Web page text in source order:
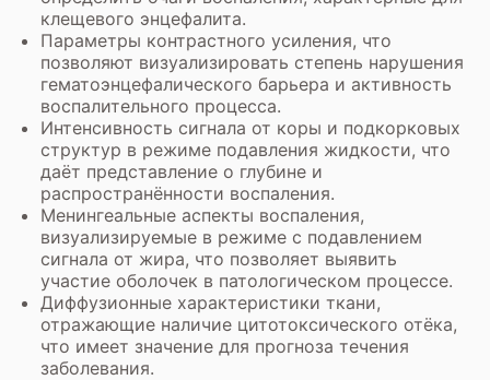
клещевого энцефалита.
Параметры контрастного усиления, что
позволяют визуализировать степень нарушения
гематоэнцефалического барьера и активность
воспалительного процесса.
Интенсивность сигнала от коры и подкорковых
структур в режиме подавления жидкости, что
даёт представление о глубине и
распространённости воспаления.
Менингеальные аспекты воспаления,
визуализируемые в режиме с подавлением
сигнала от жира, что позволяет выявить
участие оболочек в патологическом процессе.
Диффузионные характеристики ткани,
отражающие наличие цитотоксического отёка,
что имеет значение для прогноза течения
заболевания.